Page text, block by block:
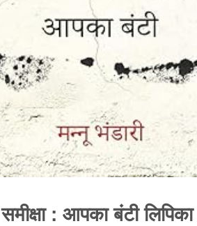
समीक्षा : आपका बंटी लिपिका